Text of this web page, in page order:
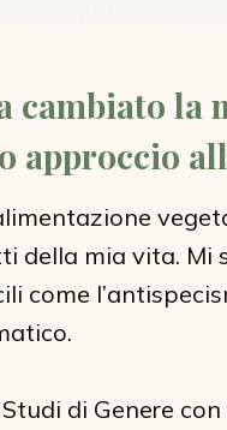
cambiato la
approccio
della mia vita. Mi
come
di Genere